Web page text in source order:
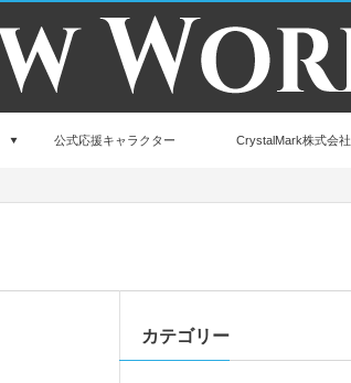
公式応援キャラクター CrystalMark株式会社
カテゴリー